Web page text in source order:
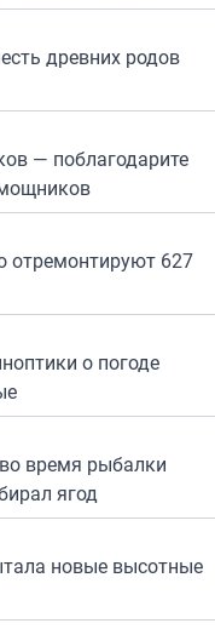
древних родов
— поблагодарите
отремонтируют 627
о погоде
время рыбалки
ягод
новые высотные